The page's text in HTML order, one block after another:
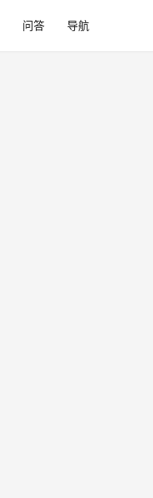
问答 导航